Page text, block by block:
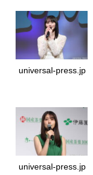
universal-press.jp
universal-press.jp